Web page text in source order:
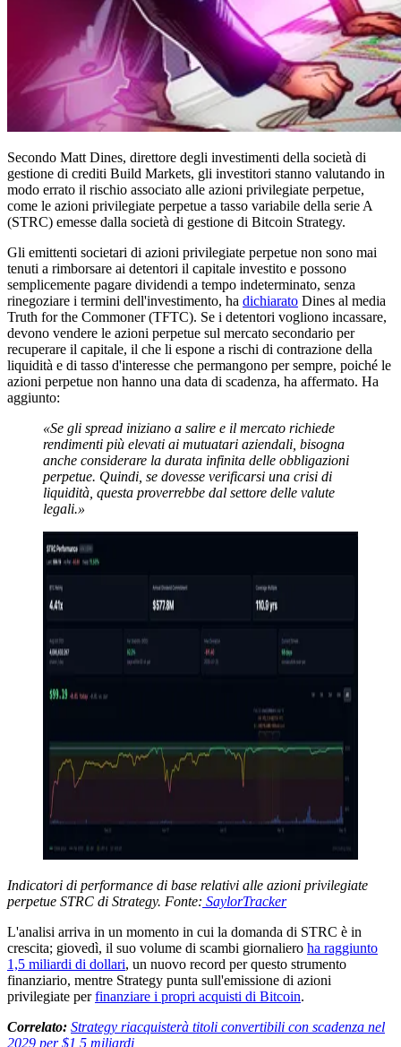
Secondo Matt Dines, direttore degli investimenti della società di
gestione di crediti Build Markets, gli investitori stanno valutando in
modo errato il rischio associato alle azioni privilegiate perpetue,
come le azioni privilegiate perpetue a tasso variabile della serie A
(STRC) emesse dalla società di gestione di Bitcoin Strategy.
Gli emittenti societari di azioni privilegiate perpetue non sono mai
tenuti a rimborsare ai detentori il capitale investito e possono
semplicemente pagare dividendi a tempo indeterminato, senza
rinegoziare i termini dell'investimento, ha dichiarato Dines al media
Truth for the Commoner (TFTC). Se i detentori vogliono incassare,
devono vendere le azioni perpetue sul mercato secondario per
recuperare il capitale, il che li espone a rischi di contrazione della
liquidità e di tasso d'interesse che permangono per sempre, poiché le
azioni perpetue non hanno una data di scadenza, ha affermato. Ha
aggiunto:
«Se gli spread iniziano a salire e il mercato richiede
rendimenti più elevati ai mutuatari aziendali, bisogna
anche considerare la durata infinita delle obbligazioni
perpetue. Quindi, se dovesse verificarsi una crisi di
liquidità, questa proverrebbe dal settore delle valute
legali.»
Indicatori di performance di base relativi alle azioni privilegiate
perpetue STRC di Strategy. Fonte: SaylorTracker
L'analisi arriva in un momento in cui la domanda di STRC è in
crescita; giovedì, il suo volume di scambi giornaliero ha raggiunto
1,5 miliardi di dollari, un nuovo record per questo strumento
finanziario, mentre Strategy punta sull'emissione di azioni
privilegiate perfinanziare i propri acquisti di Bitcoin.
Correlato: Strategy riacquisterà titoli convertibili con scadenza nel
2029 per $1,5 miliardi